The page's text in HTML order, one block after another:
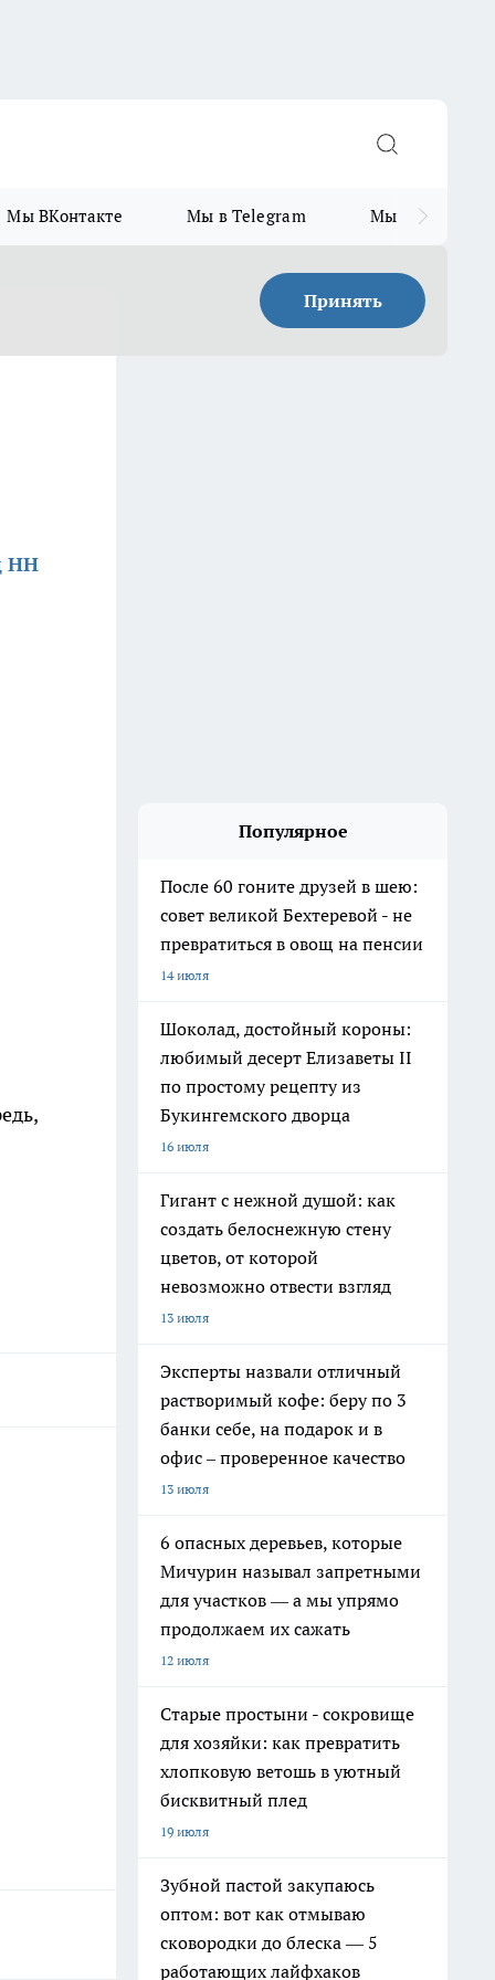
Мы ВКонтакте Мы в Telegram Мы в MAX
Принять
НН
Популярное
После 60 гоните друзей в шею:
совет великой Бехтеревой - не
превратиться в овощ на пенсии
14 июля
Шоколад, достойный короны:
любимый десерт Елизаветы II
по простому рецепту из
Букингемского дворца
16 июля
Гигант с нежной душой: как
создать белоснежную стену
цветов, от которой
невозможно отвести взгляд
13 июля
Эксперты назвали отличный
растворимый кофе: беру по 3
банки себе, на подарок и в
офис – проверенное качество
13 июля
6 опасных деревьев, которые
Мичурин называл запретными
для участков — а мы упрямо
продолжаем их сажать
12 июля
Старые простыни - сокровище
для хозяйки: как превратить
хлопковую ветошь в уютный
бисквитный плед
19 июля
Зубной пастой закупаюсь
оптом: вот как отмываю
сковородки до блеска — 5
работающих лайфхаков